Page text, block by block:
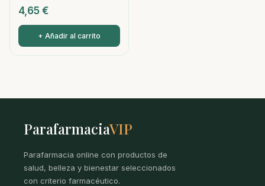
4,65 €
+ Añadir al carrito
ParafarmaciaVIP
Parafarmacia online con productos de
salud, belleza y bienestar seleccionados
con criterio farmacéutico.